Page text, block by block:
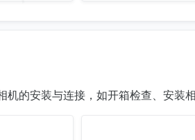
机的安装与连接，如开箱检查、安装